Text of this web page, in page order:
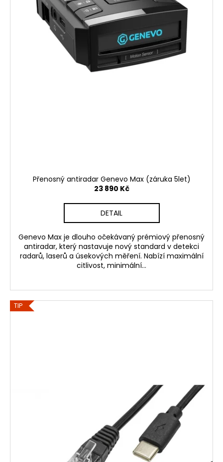
Přenosný antiradar Genevo Max (záruka 5let)
23 890 Kč
DETAIL
Genevo Max je dlouho očekávaný prémiový přenosný
antiradar, který nastavuje nový standard v detekci
radarů, laserů a úsekových měření. Nabízí maximální
citlivost, minimální...
TIP